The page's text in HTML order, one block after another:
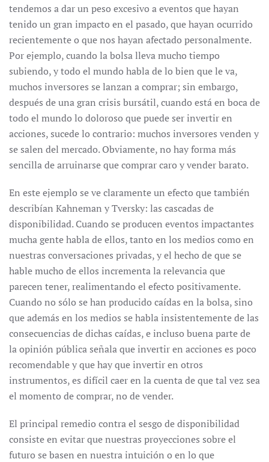
tendemos a dar un peso excesivo a eventos que hayan
tenido un gran impacto en el pasado, que hayan ocurrido
recientemente o que nos hayan afectado personalmente.
Por ejemplo, cuando la bolsa lleva mucho tiempo
subiendo, y todo el mundo habla de lo bien que le va,
muchos inversores se lanzan a comprar; sin embargo,
después de una gran crisis bursátil, cuando está en boca de
todo el mundo lo doloroso que puede ser invertir en
acciones, sucede lo contrario: muchos inversores venden y
se salen del mercado. Obviamente, no hay forma más
sencilla de arruinarse que comprar caro y vender barato.
En este ejemplo se ve claramente un efecto que también
describían Kahneman y Tversky: las cascadas de
disponibilidad. Cuando se producen eventos impactantes
mucha gente habla de ellos, tanto en los medios como en
nuestras conversaciones privadas, y el hecho de que se
hable mucho de ellos incrementa la relevancia que
parecen tener, realimentando el efecto positivamente.
Cuando no sólo se han producido caídas en la bolsa, sino
que además en los medios se habla insistentemente de las
consecuencias de dichas caídas, e incluso buena parte de
la opinión pública señala que invertir en acciones es poco
recomendable y que hay que invertir en otros
instrumentos, es difícil caer en la cuenta de que tal vez sea
el momento de comprar, no de vender.
El principal remedio contra el sesgo de disponibilidad
consiste en evitar que nuestras proyecciones sobre el
futuro se basen en nuestra intuición o en lo que